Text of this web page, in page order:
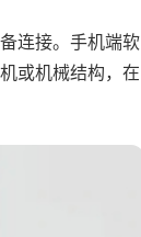
连接。手机端软
或机械结构，在